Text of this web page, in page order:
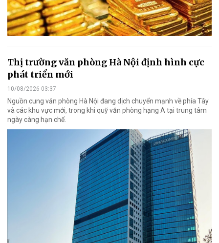
Thị trường văn phòng Hà Nội định hình cực
phát triển mới
10/08/2026 03:37
Nguồn cung văn phòng Hà Nội đang dịch chuyển mạnh về phía Tây
và các khu vực mới, trong khi quỹ văn phòng hạng A tại trung tâm
ngày càng hạn chế.